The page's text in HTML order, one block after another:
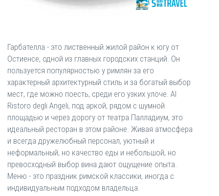
Гарбателла - это лиственный жилой район к югу от
Остиенсе, одной из главных городских станций. Он
пользуется популярностью у римлян за его
характерный архитектурный стиль и за богатый выбор
мест, где можно поесть, среди его узких улоче. Al
Ristoro degli Angeli, под аркой, рядом с шумной
площадью и через дорогу от театра Палладиум, это
идеальный ресторан в этом районе. Живая атмосфера
и всегда дружелюбный персонал, уютный и
неформальный, но качество еды и небольшой, но
превосходный выбор вина дают ощущение опыта.
Меню - это праздник римской классики, иногда с
индивидуальным подходом владельца.